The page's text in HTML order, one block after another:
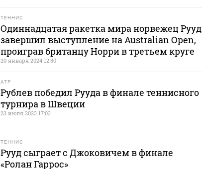
ТЕННИС
Одиннадцатая ракетка мира норвежец Рууд
завершил выступление на Australian Open,
проиграв британцу Норри в третьем круге
20 января 2024 12:30
ATP
Рублев победил Рууда в финале теннисного
турнира в Швеции
23 июля 2023 17:03
ТЕННИС
Рууд сыграет с Джоковичем в финале
«Ролан Гаррос»